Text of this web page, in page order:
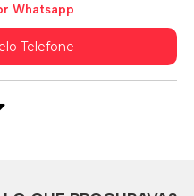
Whatsapp
Telefone